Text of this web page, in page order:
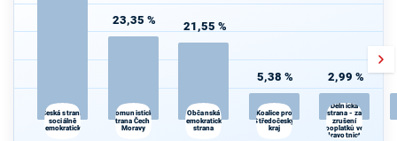
Česká strana
sociálně
demokratická
23,35 %
Komunistická
strana Čech a
Moravy
21,55 %
Občanská
demokratická
strana
5,38 %
Koalice pro
Středočeský
kraj
2,99 %
Dělnická
strana - za
zrušení
poplatků ve
zdravotnictví